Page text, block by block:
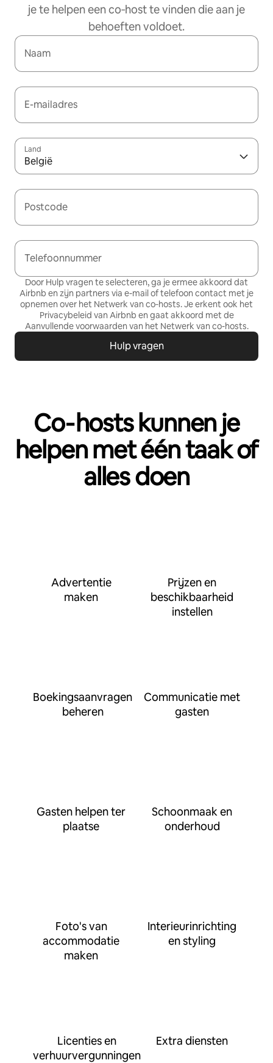
je te helpen een co‑host te vinden die aan je
behoeften voldoet.
Naam
E-mailadres
Land
België
Postcode
Telefoonnummer
Door Hulp vragen te selecteren, ga je ermee akkoord dat
Airbnb en zijn partners via e-mail of telefoon contact met je
opnemen over het Netwerk van co‑hosts. Je erkent ook het
Privacybeleid van Airbnb en gaat akkoord met de
Aanvullende voorwaarden van het Netwerk van co-hosts.
Hulp vragen
Co‑hosts kunnen je
helpen met één taak of
alles doen
Advertentie
maken
Prijzen en
beschikbaarheid
instellen
Boekingsaanvragen
beheren
Communicatie met
gasten
Gasten helpen ter
plaatse
Schoonmaak en
onderhoud
Foto's van
accommodatie
maken
Interieurinrichting
en styling
Licenties en
verhuurvergunningen
Extra diensten